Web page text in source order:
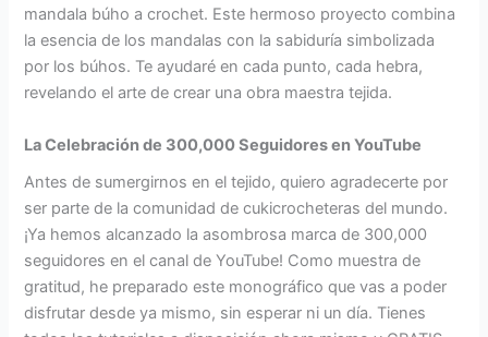
mandala búho a crochet. Este hermoso proyecto combina
la esencia de los mandalas con la sabiduría simbolizada
por los búhos. Te ayudaré en cada punto, cada hebra,
revelando el arte de crear una obra maestra tejida.
La Celebración de 300,000 Seguidores en YouTube
Antes de sumergirnos en el tejido, quiero agradecerte por
ser parte de la comunidad de cukicrocheteras del mundo.
¡Ya hemos alcanzado la asombrosa marca de 300,000
seguidores en el canal de YouTube! Como muestra de
gratitud, he preparado este monográfico que vas a poder
disfrutar desde ya mismo, sin esperar ni un día. Tienes